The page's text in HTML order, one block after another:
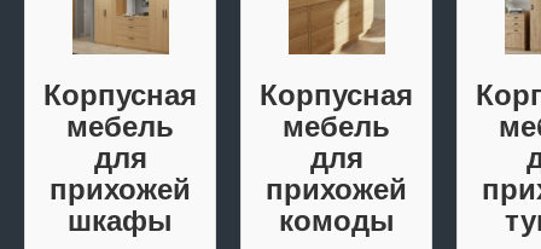
Корпусная
мебель
для
прихожей
шкафы
Корпусная
мебель
для
прихожей
комоды